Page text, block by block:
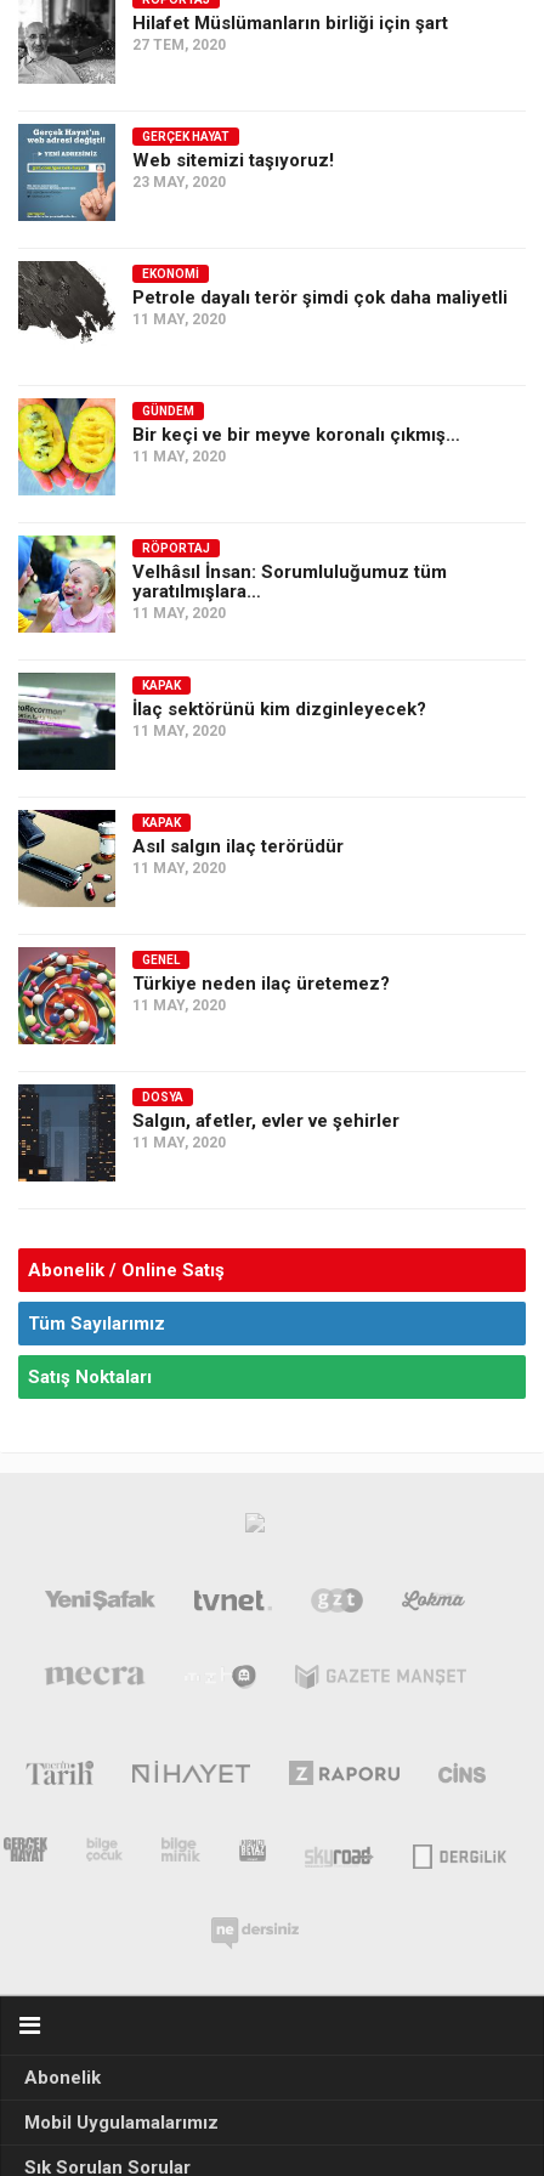
Ekonomi
Spor
Sağlık
Gıda-Beslenme
Türkiye
Siyaset
Dünya
Asya
Amerika
Avustralya
Tarih
Düşünce
Dosyalar
Hilafet Müslümanların birliği için şart
27 TEM, 2020
GERÇEK HAYAT
Web sitemizi taşıyoruz!
23 MAY, 2020
EKONOMI
Petrole dayalı terör şimdi çok daha maliyetli
11 MAY, 2020
GÜNDEM
Bir keçi ve bir meyve koronalı çıkmış…
11 MAY, 2020
RÖPORTAJ
Velhâsıl İnsan: Sorumluluğumuz tüm
yaratılmışlara…
11 MAY, 2020
KAPAK
İlaç sektörünü kim dizginleyecek?
11 MAY, 2020
KAPAK
Asıl salgın ilaç terörüdür
11 MAY, 2020
GENEL
Türkiye neden ilaç üretemez?
11 MAY, 2020
DOSYA
Salgın, afetler, evler ve şehirler
11 MAY, 2020
Abonelik / Online Satış
Tüm Sayılarımız
Satış Noktaları
Abonelik
Mobil Uygulamalarımız
Sık Sorulan Sorular